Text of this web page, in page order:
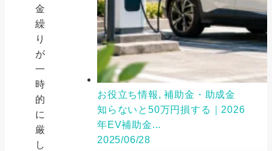
金
繰
り
が
一
時
的
に
厳
し
お役立ち情報, 補助金・助成金
知らないと50万円損する｜2026
年EV補助金...
2025/06/28